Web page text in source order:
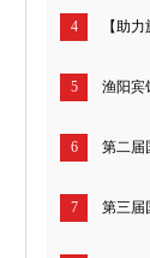
4
5
6 第二届
7